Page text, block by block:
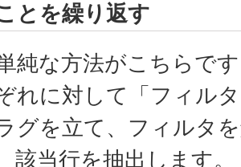
とを繰り返す
純な方法がこちらで
れに対して「フィル
グを立て、フィルタ
該当行を抽出します。